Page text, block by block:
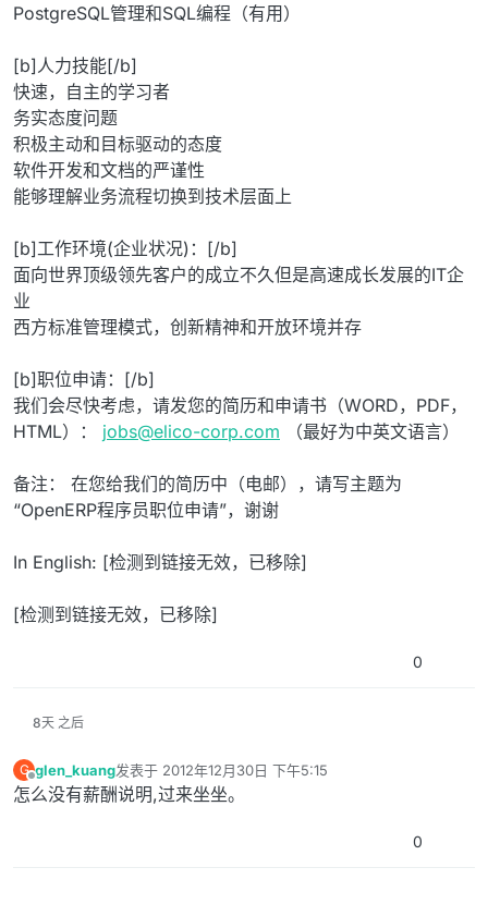
PostgreSQL管理和SQL编程（有用）
[b]人力技能[/b]
快速，自主的学习者
务实态度问题
积极主动和目标驱动的态度
软件开发和文档的严谨性
能够理解业务流程切换到技术层面上
[b]工作环境(企业状况)：[/b]
面向世界顶级领先客户的成立不久但是高速成长发展的IT企
业
西方标准管理模式，创新精神和开放环境并存
[b]职位申请：[/b]
我们会尽快考虑，请发您的简历和申请书（WORD，PDF，
HTML）： jobs@elico-corp.com （最好为中英文语言）
备注： 在您给我们的简历中（电邮），请写主题为
“OpenERP程序员职位申请”，谢谢
In English: [检测到链接无效，已移除]
[检测到链接无效，已移除]
0
8天 之后
G
离线
glen_kuang发表于 2012年12月30日 下午5:15
最后由 编辑
怎么没有薪酬说明,过来坐坐。
0